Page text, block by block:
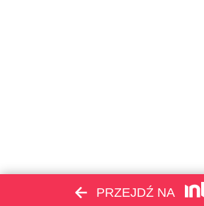
PRZEJDŹ NA